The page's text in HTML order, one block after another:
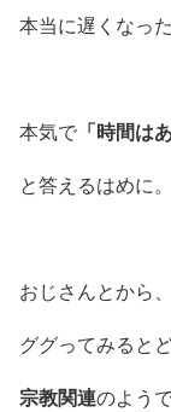
本当に遅くなっ
本気で 「時間は
と答えるはめに
おじさんとから
ググってみると
宗教関連のようで